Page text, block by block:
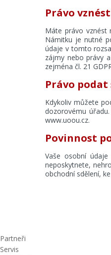
Právo
Máte právo vznést
Námitku je nutné
údaje v tomto
zájmy nebo právy
zejména čl. 21
Právo
Kdykoliv můžete
dozorovému
www.uoou.cz.
Povinnost
Vaše osobní
neposkytnete,
obchodní sdělení,
Partneři
Servis